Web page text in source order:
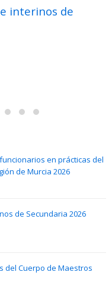
interinos de
en prácticas del
de Murcia 2026
de Secundaria 2026
del Cuerpo de Maestros